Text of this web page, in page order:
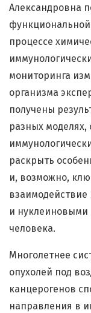
Александровна
процессе
мониторинга
организма
получены
разных моделях,
раскрыть
и, возможно,
и нуклеиновыми
человека.
Многолетнее
опухолей под
канцерогенов
направления в